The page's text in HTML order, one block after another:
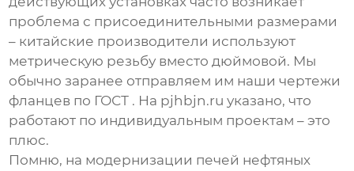
проблема с присоединительными размерами
– китайские производители используют
метрическую резьбу вместо дюймовой. Мы
обычно заранее отправляем им наши чертежи
фланцев по ГОСТ . На pjhbjn.ru указано, что
работают по индивидуальным проектам – это
плюс.
Помню, на модернизации печей нефтяных